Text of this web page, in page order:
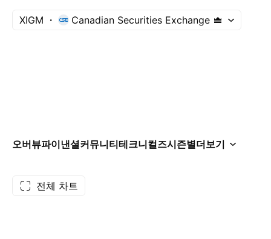
XIGM Canadian Securities Exchange
오버뷰파이낸셜커뮤니티테크니컬즈시즌별더보기
전체 차트